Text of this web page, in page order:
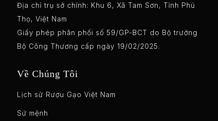
Địa chỉ trụ sở chính: Khu 6, Xã Tam Sơn, Tỉnh Phú
Thọ, Việt Nam
Giấy phép phân phối số 59/GP-BCT do Bộ trưởng
Bộ Công Thương cấp ngày 19/02/2025.
Về Chúng Tôi
Lịch sử Rượu Gạo Việt Nam
Sứ mệnh